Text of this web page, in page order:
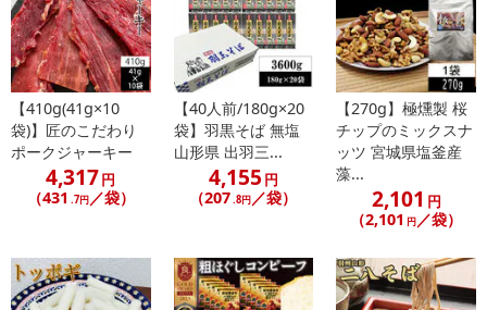
・賞味期限：製造日より180日間
・原産国（最終加工地）：福島県
・原材料/材質/素材：詳細画像参照
・お召し上がり方：おつまみや箸休めとしてそのままお召し上がり
いただくほか、お蕎麦やうどんなどのトッピングに、お料理の具材
として様々なアレンジ料理でもお楽しみいただけます。
注意事項
【賞味・消費期限のある商品について】
【410g(41g×10
袋)】匠のこだわり
ポークジャーキー
4,317円
（431 .7円／袋）
【40人前/180g×20
袋】羽黒そば 無塩
山形県 出羽三...
4,155 円
（207.8円／袋）
【270g】極燻製 桜
チップのミックスナ
ッツ 宮城県塩釜産
藻...
2,101 円
（2,101 円／袋）